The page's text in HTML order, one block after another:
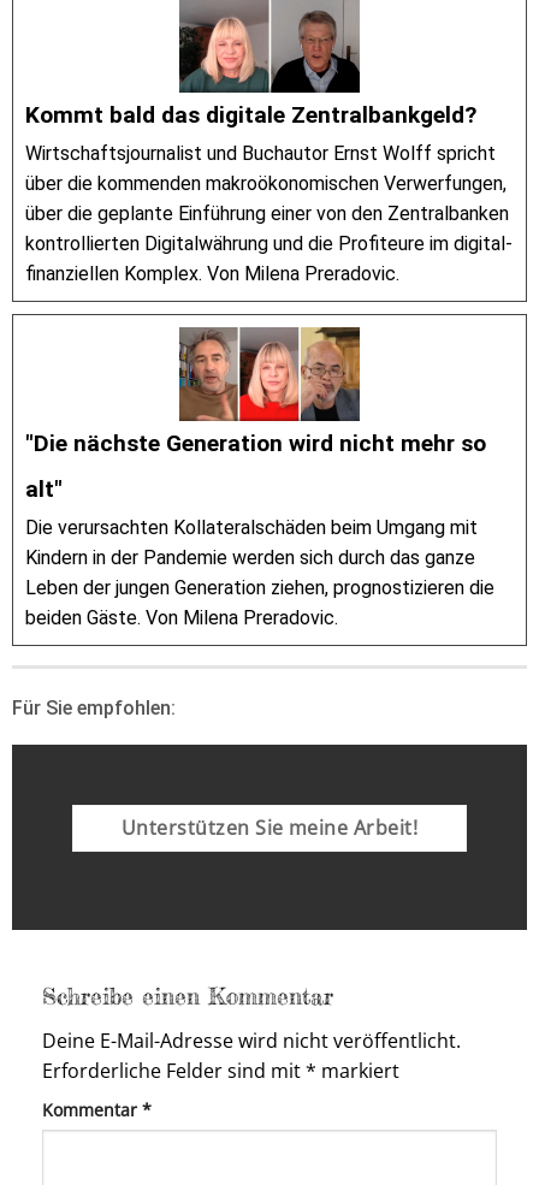
Kommt bald das digitale Zentralbankgeld?
Wirtschaftsjournalist und Buchautor Ernst Wolff spricht
über die kommenden makroökonomischen Verwerfungen,
über die geplante Einführung einer von den Zentralbanken
kontrollierten Digitalwährung und die Profiteure im digital-
finanziellen Komplex. Von Milena Preradovic.
"Die nächste Generation wird nicht mehr so
alt"
Die verursachten Kollateralschäden beim Umgang mit
Kindern in der Pandemie werden sich durch das ganze
Leben der jungen Generation ziehen, prognostizieren die
beiden Gäste. Von Milena Preradovic.
Für Sie empfohlen:
Unterstützen Sie meine Arbeit!
Schreibe einen Kommentar
Deine E-Mail-Adresse wird nicht veröffentlicht.
Erforderliche Felder sind mit* markiert
Kommentar *